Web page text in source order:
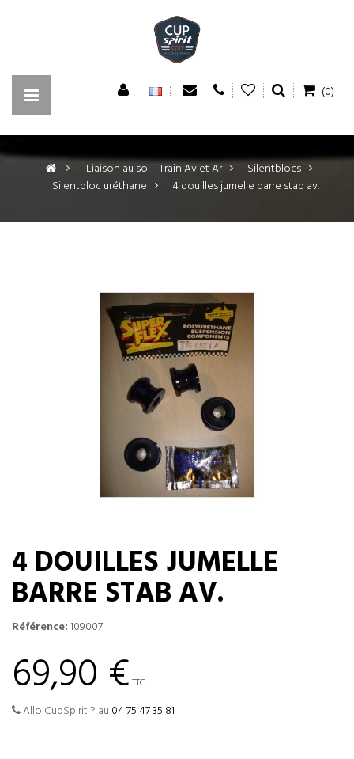
(0)
> Liaison au sol - Train Av et Ar >
Silentblocs
Silentbloc uréthane > 4 douilles jumelle barre stab av.
4 DOUILLES JUMELLE
BARRE STAB AV.
Référence:109007
69,90 € TTC
Allo CupSpirit ? au 04 75 47 35 81